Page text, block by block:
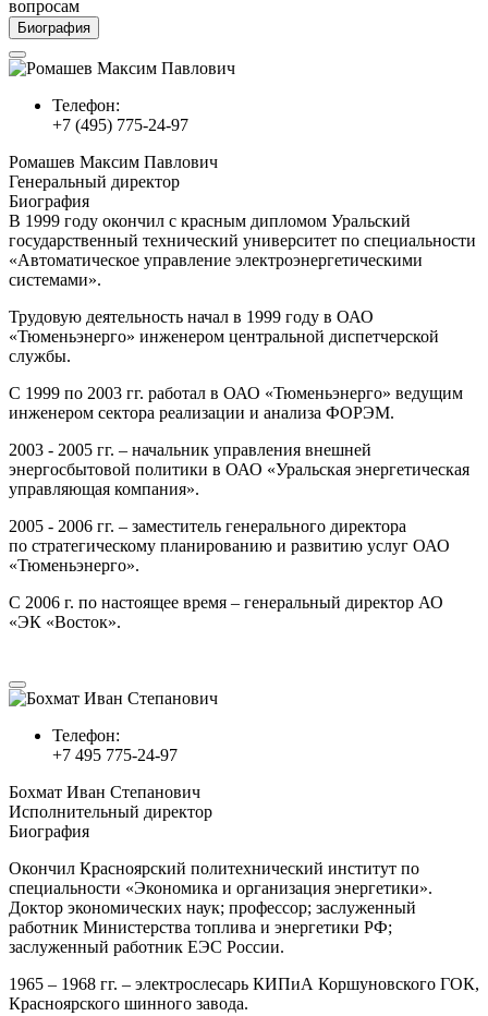
вопросам
Биография
Телефон:
+7 (495) 775-24-97
Ромашев Максим Павлович
Генеральный директор
Биография
В 1999 году окончил с красным дипломом Уральский
государственный технический университет по специальности
«Автоматическое управление электроэнергетическими
системами».
Трудовую деятельность начал в 1999 году в ОАО
«Тюменьэнерго» инженером центральной диспетчерской
службы.
С 1999 по 2003 гг. работал в ОАО «Тюменьэнерго» ведущим
инженером сектора реализации и анализа ФОРЭМ.
2003 - 2005 гг. – начальник управления внешней
энергосбытовой политики в ОАО «Уральская энергетическая
управляющая компания».
2005 - 2006 гг. – заместитель генерального директора
по стратегическому планированию и развитию услуг ОАО
«Тюменьэнерго».
С 2006 г. по настоящее время – генеральный директор АО
«ЭК «Восток».
Телефон:
+7 495 775-24-97
Бохмат Иван Степанович
Исполнительный директор
Биография
Окончил Красноярский политехнический институт по
специальности «Экономика и организация энергетики».
Доктор экономических наук; профессор; заслуженный
работник Министерства топлива и энергетики РФ;
заслуженный работник ЕЭС России.
1965 – 1968 гг. – электрослесарь КИПиА Коршуновского ГОК,
Красноярского шинного завода.